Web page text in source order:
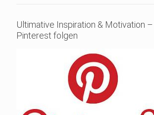
Ultimative Inspiration & Motivation
Pinterest folgen